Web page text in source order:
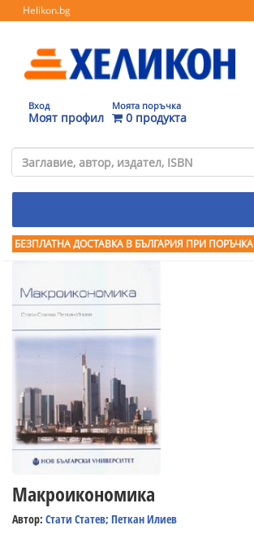
Helikon.bg
Вход
Моят профил
Моята поръчка
0 продукта
БЕЗПЛАТНА ДОСТАВКА В БЪЛГАРИЯ ПРИ ПОРЪЧКА
Макроикономика
Автор: Стати Статев; Петкан Илиев